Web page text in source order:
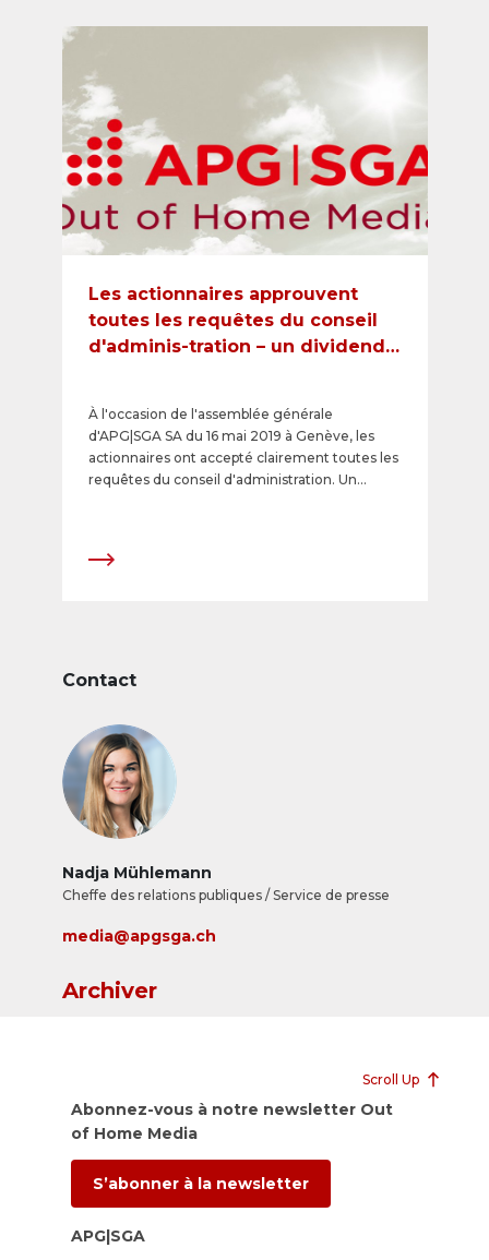
Les actionnaires approuvent
toutes les requêtes du conseil
d'adminis-tration – un dividende
À l'occasion de l'assemblée générale
d'APG|SGA SA du 16 mai 2019 à Genève, les
actionnaires ont accepté clairement toutes les
requêtes du conseil d'administration. Un
Contact
Nadja Mühlemann
Cheffe des relations publiques / Service de presse
media@apgsga.ch
Archiver
Scroll Up
Abonnez-vous à notre newsletter Out
of Home Media
S’abonner à la newsletter
APG|SGA